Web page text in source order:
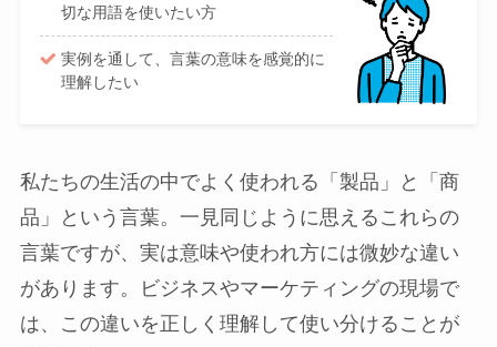
切な用語を使いたい方
実例を通して、言葉の意味を感覚的に
理解したい
私たちの生活の中でよく使われる「製品」と「商
品」という言葉。一見同じように思えるこれらの
言葉ですが、実は意味や使われ方には微妙な違い
があります。ビジネスやマーケティングの現場で
は、この違いを正しく理解して使い分けることが